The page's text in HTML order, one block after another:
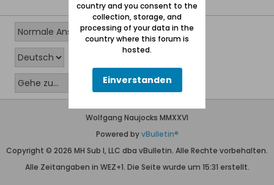
Wolfgang Naujocks MMXXVI
Powered byvBulletin®
Copyright © 2026 MH Sub I, LLC dba vBulletin. Alle Rechte vorbehalten.
Alle Zeitangaben in WEZ+1. Die Seite wurde um 15:31 erstellt.
country and you consent to the
collection, storage, and
processing of your data in the
country where this forum is
hosted.
Einverstanden